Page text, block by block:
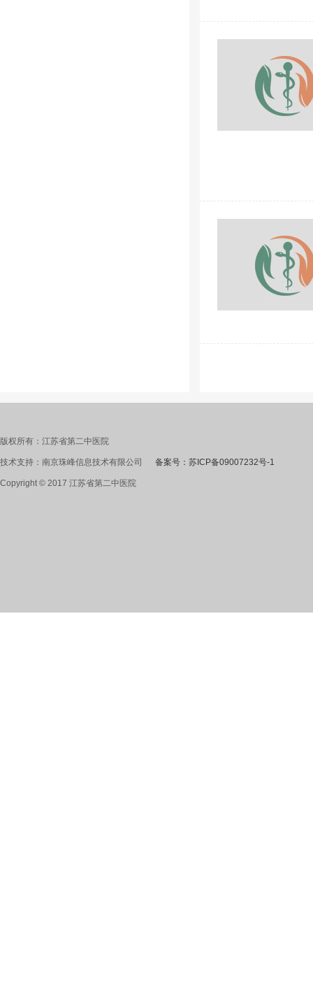
版权所有：江苏省第二中医院
技术支持：南京珠峰信息技术有限公司 备案号：苏ICP备09007232号-1
Copyright © 2017 江苏省第二中医院